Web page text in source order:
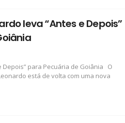
leva “Antes e Depois”
Depois” para Pecuária de Goiânia O
está de volta com uma nova